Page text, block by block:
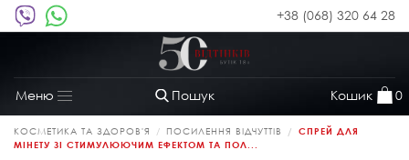
+38 (068) 320 64 28
Пошук Кошик 0
Меню
Toggle
navigation
КОСМЕТИКА ТА ЗДОРОВ'Я ПОСИЛЕННЯ ВІДЧУТТІВ
СПРЕЙ ДЛЯ
МІНЕТУ ЗІ СТИМУЛЮЮЧИМ ЕФЕКТОМ ТА ПОЛ...